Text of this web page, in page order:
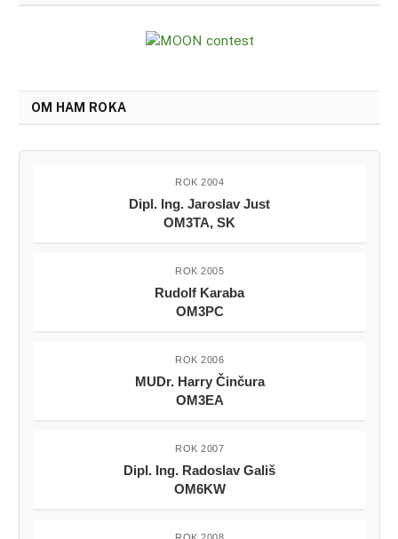
OM HAM ROKA
ROK 2004
Dipl. Ing. Jaroslav Just
OM3TA, SK
ROK 2005
Rudolf Karaba
OM3PC
ROK 2006
MUDr. Harry Činčura
OM3EA
ROK 2007
Dipl. Ing. Radoslav Gališ
OM6KW